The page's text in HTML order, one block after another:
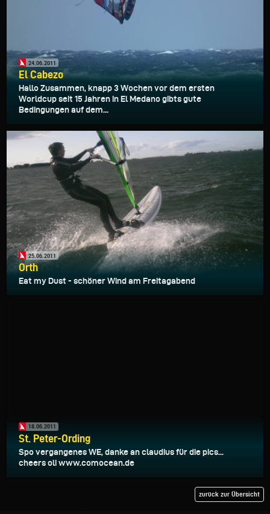
24.06.2011
El Cabezo
Hallo Zusammen, knapp 3 Wochen vor dem ersten
Worldcup seit 15 Jahren in El Medano gibts gute
Bedingungen auf dem...
25.06.2011
Orth
Eat my Dust - schöner Wind am Freitagabend
18.06.2011
St. Peter-Ording
Spo vergangenes WE, danke an claudius für die pics...
cheers oli www.comocean.de
zurück zur Übersicht